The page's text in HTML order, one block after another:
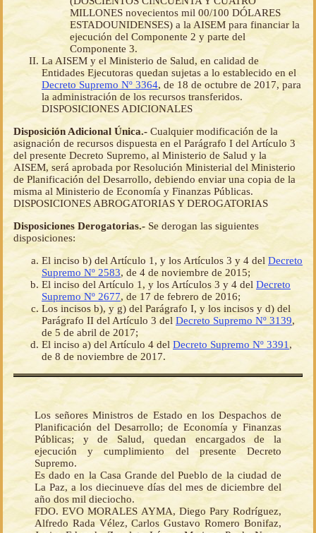
MILLONES novecientos mil 00/100 DÓLARES
ESTADOUNIDENSES) a la AISEM para financiar la
ejecución del Componente 2 y parte del
Componente 3.
La AISEM y el Ministerio de Salud, en calidad de
Entidades Ejecutoras quedan sujetas a lo establecido en el
Decreto Supremo Nº 3364, de 18 de octubre de 2017, para
la administración de los recursos transferidos.
DISPOSICIONES ADICIONALES
Disposición Adicional Única.- Cualquier modificación de la
asignación de recursos dispuesta en el Parágrafo I del Artículo 3
del presente Decreto Supremo, al Ministerio de Salud y la
AISEM, será aprobada por Resolución Ministerial del Ministerio
de Planificación del Desarrollo, debiendo enviar una copia de la
misma al Ministerio de Economía y Finanzas Públicas.
DISPOSICIONES ABROGATORIAS Y DEROGATORIAS
Disposiciones Derogatorias.- Se derogan las siguientes
disposiciones:
El inciso b) del Artículo 1, y los Artículos 3 y 4 del Decreto
Supremo Nº 2583, de 4 de noviembre de 2015;
El inciso del Artículo 1, y los Artículos 3 y 4 del Decreto
Supremo Nº 2677, de 17 de febrero de 2016;
Los incisos b), y g) del Parágrafo I, y los incisos y d) del
Parágrafo II del Artículo 3 del Decreto Supremo Nº 3139,
de 5 de abril de 2017;
El inciso a) del Artículo 4 del Decreto Supremo Nº 3391 ,
de 8 de noviembre de 2017.
Los señores Ministros de Estado en los Despachos de
Planificación del Desarrollo; de Economía y Finanzas
Públicas; y de Salud, quedan encargados de la
ejecución y cumplimiento del presente Decreto
Supremo.
Es dado en la Casa Grande del Pueblo de la ciudad de
La Paz, a los diecinueve días del mes de diciembre del
año dos mil dieciocho.
FDO. EVO MORALES AYMA, Diego Pary Rodríguez,
Alfredo Rada Vélez, Carlos Gustavo Romero Bonifaz,